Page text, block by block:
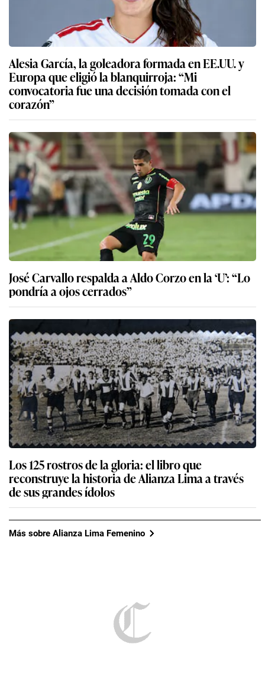
Alesia García, la goleadora formada en EE.UU. y
Europa que eligió la blanquirroja: “Mi
convocatoria fue una decisión tomada con el
corazón”
José Carvallo respalda a Aldo Corzo en la ‘U’: “Lo
pondría a ojos cerrados”
Los 125 rostros de la gloria: el libro que
reconstruye la historia de Alianza Lima a través
de sus grandes ídolos
Más sobre Alianza Lima Femenino